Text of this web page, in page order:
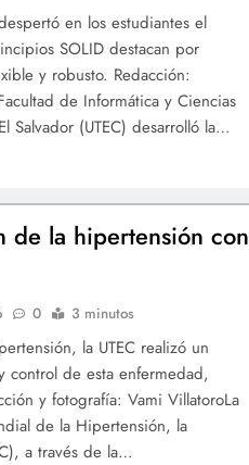
en los estudiantes el
SOLID destacan por
y robusto. Redacción:
de Informática y Ciencias
Salvador (UTEC) desarrolló la…
de la hipertensión con
0 3 minutos
la UTEC realizó un
control de esta enfermedad,
y fotografía: Vami VillatoroLa
de la Hipertensión, la
a través de la…